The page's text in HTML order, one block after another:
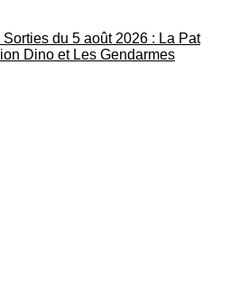
du 5 août 2026 : La Pat
Dino et Les Gendarmes